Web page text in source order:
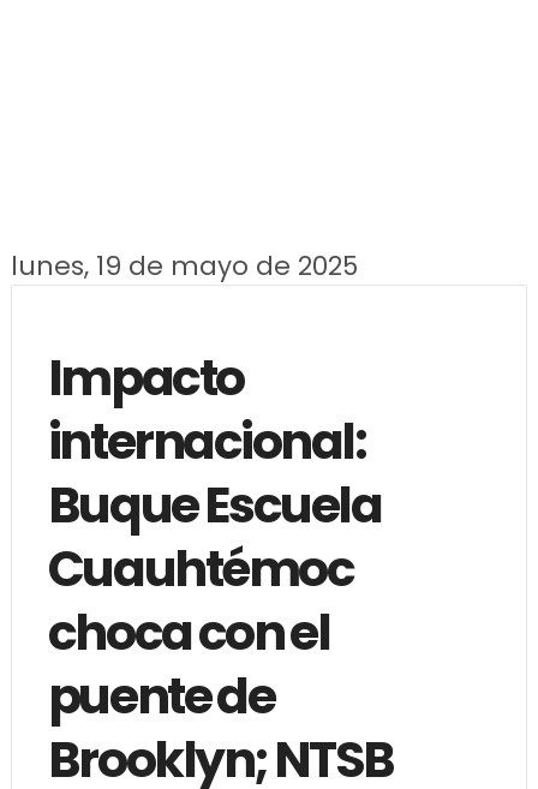
lunes, 19 de mayo de 2025
Impacto
internacional:
Buque Escuela
Cuauhtémoc
choca con el
puente de
Brooklyn; NTSB